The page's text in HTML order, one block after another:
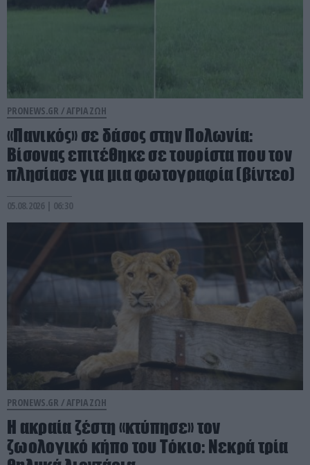
PRONEWS.GR /ΑΓΡΙΑ ΖΩΗ
«Πανικός» σε δάσος στην Πολωνία:
Βίσονας επιτέθηκε σε τουρίστα που τον
πλησίασε για μια φωτογραφία (βίντεο)
05.08.2026 | 06:30
PRONEWS.GR /ΑΓΡΙΑ ΖΩΗ
Η ακραία ζέστη «κτύπησε» τον
ζωολογικό κήπο του Τόκιο: Νεκρά τρία